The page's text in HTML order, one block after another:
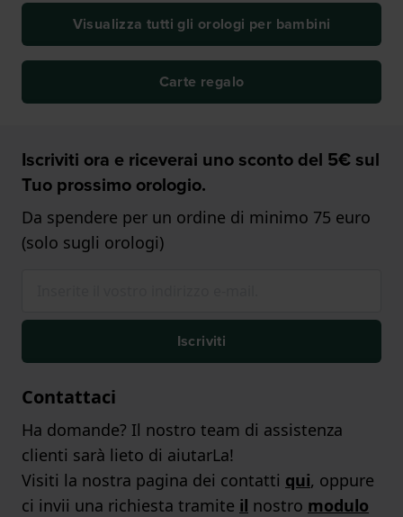
Visualizza tutti gli orologi per bambini
Carte regalo
Iscriviti ora e riceverai uno sconto del 5€ sul
Tuo prossimo orologio.
Da spendere per un ordine di minimo 75 euro
(solo sugli orologi)
Iscriviti
Contattaci
Ha domande? Il nostro team di assistenza
clienti sarà lieto di aiutarLa!
Visiti la nostra pagina dei contatti qui, oppure
ci invii una richiesta tramite il nostro modulo